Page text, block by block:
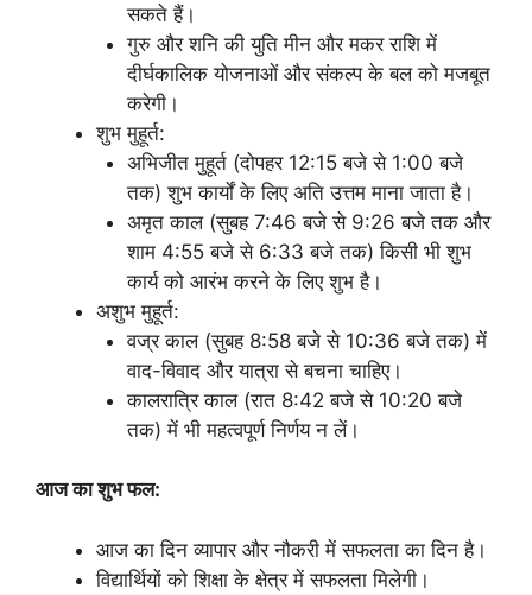
सकते हैं।
गुरु और शनि की युति मीन और मकर राशि में
दीर्घकालिक योजनाओं और संकल्प के बल को मजबूत
करेगी।
शुभ मुहूर्त:
अभिजीत मुहूर्त (दोपहर 12:15 बजे से 1:00 बजे
तक) शुभ कार्यों के लिए अति उत्तम माना जाता है।
अमृत काल (सुबह 7:46 बजे से 9:26 बजे तक और
शाम 4:55 बजे से 6:33 बजे तक) किसी भी शुभ
कार्य को आरंभ करने के लिए शुभ है।
अशुभ मुहूर्त:
वज्र काल (सुबह 8:58 बजे से 10:36 बजे तक) में
वाद-विवाद और यात्रा से बचना चाहिए।
कालरात्रि काल (रात 8:42 बजे से 10:20 बजे
तक) में भी महत्वपूर्ण निर्णय न लें।
आज का शुभ फल:
आज का दिन व्यापार और नौकरी में सफलता का दिन है।
विद्यार्थियों को शिक्षा के क्षेत्र में सफलता मिलेगी।